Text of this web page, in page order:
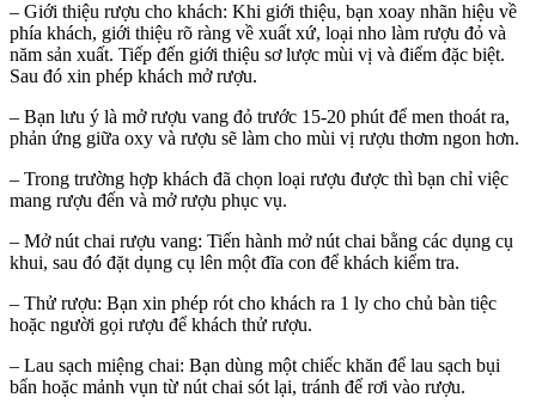
– Giới thiệu rượu cho khách: Khi giới thiệu, bạn xoay nhãn hiệu về
phía khách, giới thiệu rõ ràng về xuất xứ, loại nho làm rượu đỏ và
năm sản xuất. Tiếp đến giới thiệu sơ lược mùi vị và điểm đặc biệt.
Sau đó xin phép khách mở rượu.
– Bạn lưu ý là mở rượu vang đỏ trước 15-20 phút để men thoát ra,
phản ứng giữa oxy và rượu sẽ làm cho mùi vị rượu thơm ngon hơn.
– Trong trường hợp khách đã chọn loại rượu được thì bạn chỉ việc
mang rượu đến và mở rượu phục vụ.
– Mở nút chai rượu vang: Tiến hành mở nút chai bằng các dụng cụ
khui, sau đó đặt dụng cụ lên một đĩa con để khách kiểm tra.
– Thử rượu: Bạn xin phép rót cho khách ra 1 ly cho chủ bàn tiệc
hoặc người gọi rượu để khách thử rượu.
– Lau sạch miệng chai: Bạn dùng một chiếc khăn để lau sạch bụi
bẩn hoặc mảnh vụn từ nút chai sót lại, tránh để rơi vào rượu.